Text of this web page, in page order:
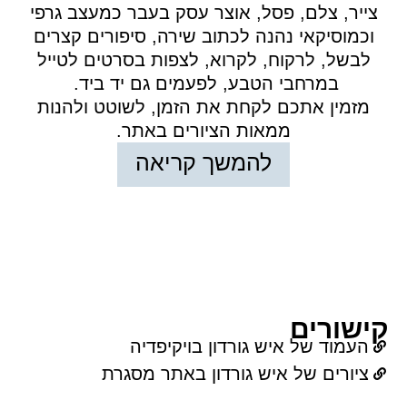
צייר, צלם, פסל, אוצר עסק בעבר כמעצב גרפי
וכמוסיקאי נהנה לכתוב שירה, סיפורים קצרים
לבשל, לרקוח, לקרוא, לצפות בסרטים לטייל
במרחבי הטבע, לפעמים גם יד ביד.
מזמין אתכם לקחת את הזמן, לשוטט ולהנות
ממאות הציורים באתר.
להמשך קריאה
קישורים
העמוד של איש גורדון בויקיפדיה
ציורים של איש גורדון באתר מסגרת